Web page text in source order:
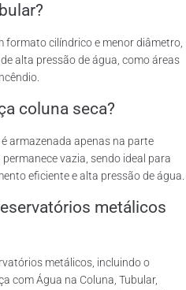
formato cilíndrico e menor diâmetro,
alta pressão de água, como áreas
coluna seca?
armazenada apenas na parte
vazia, sendo ideal para
eficiente e alta pressão de água.
metálicos
metálicos, incluindo o
com Água na Coluna, Tubular,